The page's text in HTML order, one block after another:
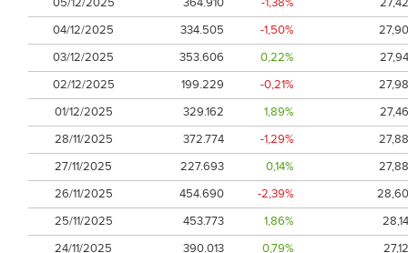
04/12/2025
334.505 -1,50%
27,90
03/12/2025
353.606 0,22%
27,94
02/12/2025
199.229 -0,21%
27,98
01/12/2025
329.162 1,89%
27,46
28/11/2025
372.774 -1,29%
27,88
27/11/2025
227.693 0,14%
27,88
26/11/2025
454.690 -2,39%
28,60
25/11/2025
453.773 1,86%
28,14
24/11/2025
390.013 0,79%
27,12